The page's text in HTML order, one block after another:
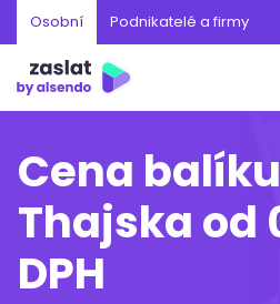
Osobní Podnikatelé a firmy
Cena
Thajska od
DPH